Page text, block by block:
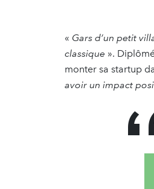
« Gars d’un petit
classique ».
monter sa startup
avoir un impact